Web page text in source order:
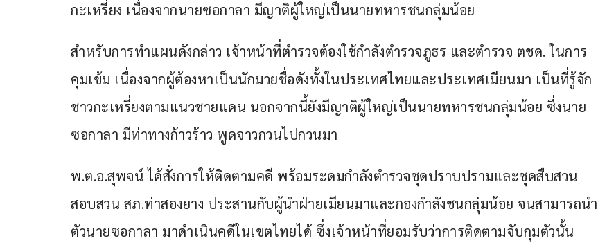
กะเหรี่ยง เนื่องจากนายซอกาลา มีญาติผู้ใหญ่เป็นนายทหารชนกลุ่มน้อย
สำหรับการทำแผนดังกล่าว เจ้าหน้าที่ตำรวจต้องใช้กำลังตำรวจภูธร และตำรวจ ตชด. ในการ
คุมเข้ม เนื่องจากผู้ต้องหาเป็นนักมวยชื่อดังทั้งในประเทศไทยและประเทศเมียนมา เป็นที่รู้จัก
ชาวกะเหรี่ยงตามแนวชายแดน นอกจากนี้ยังมีญาติผู้ใหญ่เป็นนายทหารชนกลุ่มน้อย ซึ่งนาย
ซอกาลา มีท่าทางก้าวร้าว พูดจาวกวนไปกวนมา
พ.ต.อ.สุพจน์ ได้สั่งการให้ติดตามคดี พร้อมระดมกำลังตำรวจชุดปราบปรามและชุดสืบสวน
สอบสวน สภ.ท่าสองยาง ประสานกับผู้นำฝ่ายเมียนมาและกองกำลังชนกลุ่มน้อย จนสามารถนำ
ตัวนายซอกาลา มาดำเนินคดีในเขตไทยได้ ซึ่งเจ้าหน้าที่ยอมรับว่าการติดตามจับกุมตัวนั้น